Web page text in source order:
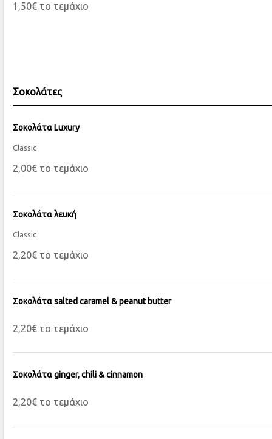
1,50€ το τεμάχιο
Σοκολάτες
Σοκολάτα Luxury
Classic
2,00€ το τεμάχιο
Σοκολάτα λευκή
Classic
2,20€ το τεμάχιο
Σοκολάτα salted caramel & peanut butter
2,20€ το τεμάχιο
Σοκολάτα ginger, chili & cinnamon
2,20€ το τεμάχιο